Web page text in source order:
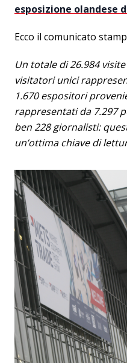
esposizione olandese
Ecco il comunicato
Un totale di 26.984
visitatori unici
1.670 espositori
rappresentati da 7.297
ben 228 giornalisti:
un’ottima chiave di